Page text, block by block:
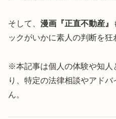
そして、 漫画『正直不動産』
ックがいかに素人の判断を狂
※本記事は個人の体験や知人
り、特定の法律相談やアド
ん。